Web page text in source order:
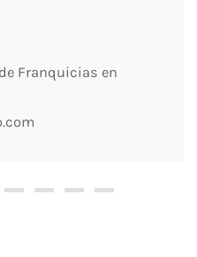
Franquicias en